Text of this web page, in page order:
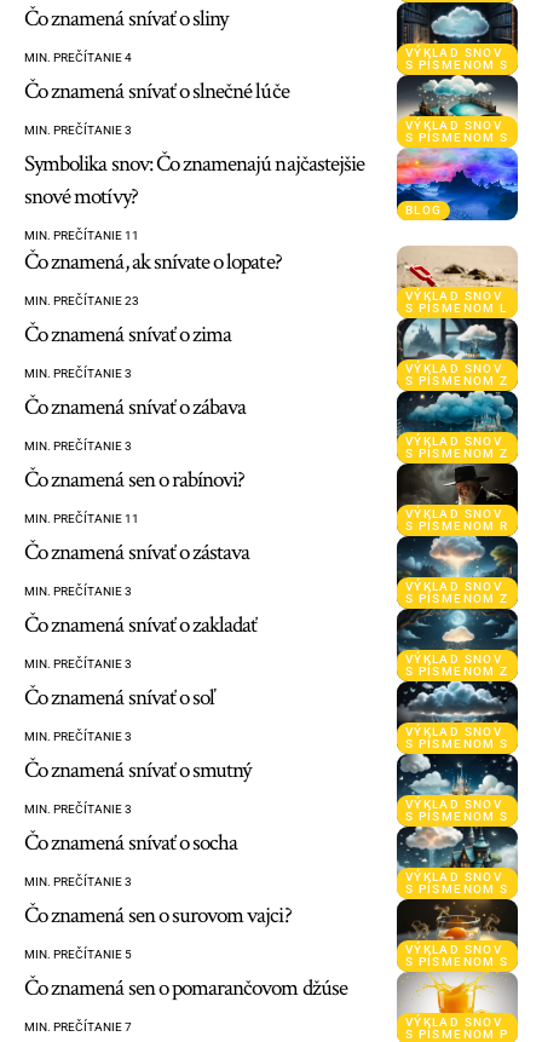
VÝKLAD SNOV
S PÍSMENOM S
Čo znamená snívať o sliny
MIN. PREČÍTANIE 4
VÝKLAD SNOV
S PÍSMENOM S
Čo znamená snívať o slnečné lúče
MIN. PREČÍTANIE 3
BLOG
Symbolika snov: Čo znamenajú najčastejšie
snové motívy?
MIN. PREČÍTANIE 11
VÝKLAD SNOV
S PÍSMENOM L
Čo znamená, ak snívate o lopate?
MIN. PREČÍTANIE 23
VÝKLAD SNOV
S PÍSMENOM Z
Čo znamená snívať o zima
MIN. PREČÍTANIE 3
VÝKLAD SNOV
S PÍSMENOM Z
Čo znamená snívať o zábava
MIN. PREČÍTANIE 3
VÝKLAD SNOV
S PÍSMENOM R
Čo znamená sen o rabínovi?
MIN. PREČÍTANIE 11
VÝKLAD SNOV
S PÍSMENOM Z
Čo znamená snívať o zástava
MIN. PREČÍTANIE 3
VÝKLAD SNOV
S PÍSMENOM Z
Čo znamená snívať o zakladať
MIN. PREČÍTANIE 3
VÝKLAD SNOV
S PÍSMENOM S
Čo znamená snívať o soľ
MIN. PREČÍTANIE 3
VÝKLAD SNOV
S PÍSMENOM S
Čo znamená snívať o smutný
MIN. PREČÍTANIE 3
VÝKLAD SNOV
S PÍSMENOM S
Čo znamená snívať o socha
MIN. PREČÍTANIE 3
VÝKLAD SNOV
S PÍSMENOM S
Čo znamená sen o surovom vajci?
MIN. PREČÍTANIE 5
VÝKLAD SNOV
S PÍSMENOM P
Čo znamená sen o pomarančovom džúse
MIN. PREČÍTANIE 7